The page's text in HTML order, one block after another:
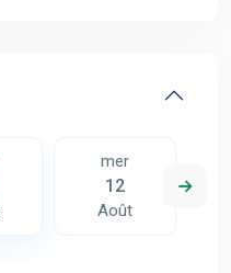
mer
12
Août